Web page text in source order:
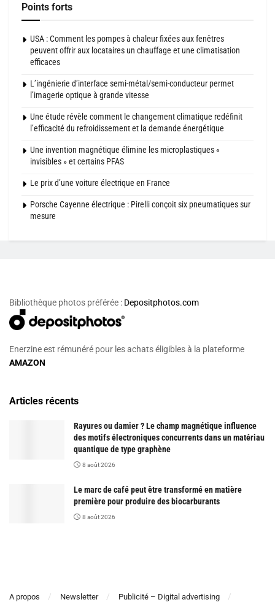
Points forts
USA : Comment les pompes à chaleur fixées aux fenêtres
peuvent offrir aux locataires un chauffage et une climatisation
efficaces
L’ingénierie d’interface semi-métal/semi-conducteur permet
l’imagerie optique à grande vitesse
Une étude révèle comment le changement climatique redéfinit
l’efficacité du refroidissement et la demande énergétique
Une invention magnétique élimine les microplastiques «
invisibles » et certains PFAS
Le prix d’une voiture électrique en France
Porsche Cayenne électrique : Pirelli conçoit six pneumatiques sur
mesure
Bibliothèque photos préférée : Depositphotos.com
Enerzine est rémunéré pour les achats éligibles à la plateforme
AMAZON
Articles récents
Rayures ou damier ? Le champ magnétique influence
des motifs électroniques concurrents dans un matériau
quantique de type graphène
8 août 2026
Le marc de café peut être transformé en matière
première pour produire des biocarburants
8 août 2026
A propos Newsletter Publicité – Digital advertising